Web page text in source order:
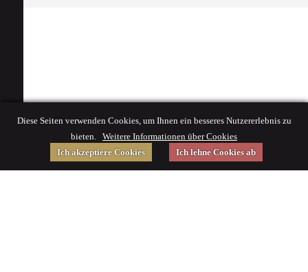
Diese Seiten verwenden Cookies, um Ihnen ein besseres Nutzererlebnis zu
bieten. Weitere Informationen über Cookies
Ich akzeptiere Cookies
Ich lehne Cookies ab